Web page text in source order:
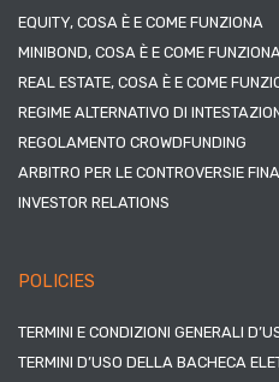
EQUITY, COSA È E COME FUNZIONA
MINIBOND, COSA È E COME
REAL ESTATE, COSA È E COME
REGIME ALTERNATIVO DI
REGOLAMENTO CROWDFUNDING
ARBITRO PER LE CONTROVERSIE
INVESTOR RELATIONS
POLICIES
TERMINI E CONDIZIONI GENERALI
TERMINI D’USO DELLA BACHECA